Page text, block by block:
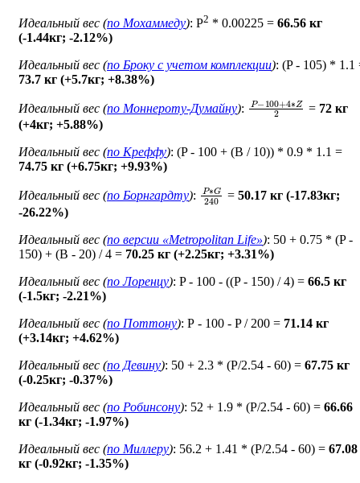
Идеальный вес (по Мохаммеду): P2 * 0.00225 = 66.56 кг
(-1.44кг; -2.12%)
Идеальный вес (по Броку c учетом комплекции): (P - 105) * 1.1
73.7 кг (+5.7кг; +8.38%)
Идеальный вес (по Моннероту-Думайну): P− 100 +4∗ 2
= 72 кг
(+4кг; +5.88%)
Идеальный вес (по Креффу): (P - 100 + (B / 10)) * 0.9 * 1.1 =
74.75 кг (+6.75кг; +9.93%)
Идеальный вес (по Борнгардту): P∗G 240
=50.17 кг (-17.83кг;
-26.22%)
Идеальный вес (по версии «Metropolitan Life»): 50 + 0.75 * (P -
150) + (B - 20) / 4 = 70.25 кг (+2.25кг; +3.31%)
Идеальный вес (по Лоренцу): P - 100 - ((P - 150) / 4) = 66.5 кг
(-1.5кг; -2.21%)
Идеальный вес (по Поттону): Р - 100 - P / 200 = 71.14 кг
(+3.14кг; +4.62%)
Идеальный вес (по Девину): 50 + 2.3 * (P/2.54 - 60) = 67.75 кг
(-0.25кг; -0.37%)
Идеальный вес (по Робинсону): 52 + 1.9 * (P/2.54 - 60) = 66.66
кг (-1.34кг; -1.97%)
Идеальный вес (по Миллеру): 56.2 + 1.41 * (P/2.54 - 60) = 67.08
кг (-0.92кг; -1.35%)